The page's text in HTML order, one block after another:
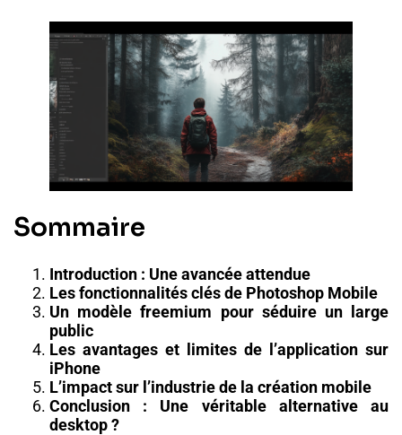
Sommaire
Introduction : Une avancée attendue
Les fonctionnalités clés de Photoshop Mobile
Un modèle freemium pour séduire un large
public
Les avantages et limites de l’application sur
iPhone
L’impact sur l’industrie de la création mobile
Conclusion : Une véritable alternative au
desktop ?